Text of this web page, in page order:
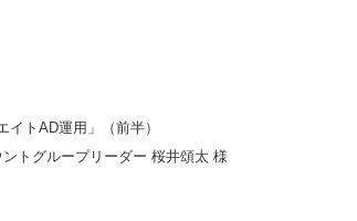
イトAD運用」（前半）
トグループリーダー 桜井頌太 様